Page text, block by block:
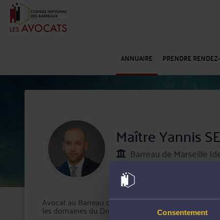
Consentement
ANNUAIRE PRENDRE
Maître Yannis
Barreau de Marseille
Spécialiste
Avocat au Barreau de Marseille, Maître Yannis
les domaines du Droit fiscal et droit douanier et Droit